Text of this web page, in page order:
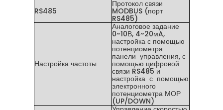
RS485
Протокол связи
MODBUS (порт
RS485)
Настройка частоты
Аналоговое задание
0~10В, 4~20мA,
настройка с помощью
потенциометра
панели управления, с
помощью цифровой
связи RS485 и
настройка с помощью
электронного
потенциометра МОР
(UP/DOWN)